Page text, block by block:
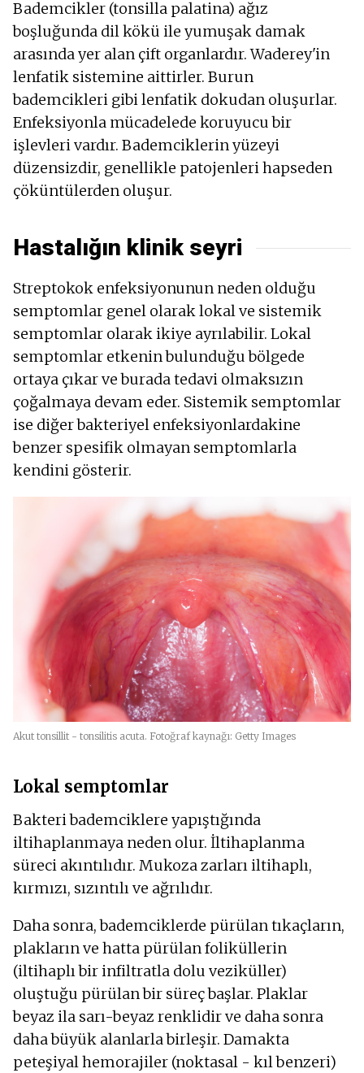
Bademcikler (tonsilla palatina) ağız
boşluğunda dil kökü ile yumuşak damak
arasında yer alan çift organlardır. Waderey'in
lenfatik sistemine aittirler. Burun
bademcikleri gibi lenfatik dokudan oluşurlar.
Enfeksiyonla mücadelede koruyucu bir
işlevleri vardır. Bademciklerin yüzeyi
düzensizdir, genellikle patojenleri hapseden
çöküntülerden oluşur.
Hastalığın klinik seyri
Streptokok enfeksiyonunun neden olduğu
semptomlar genel olarak lokal ve sistemik
semptomlar olarak ikiye ayrılabilir. Lokal
semptomlar etkenin bulunduğu bölgede
ortaya çıkar ve burada tedavi olmaksızın
çoğalmaya devam eder. Sistemik semptomlar
ise diğer bakteriyel enfeksiyonlardakine
benzer spesifik olmayan semptomlarla
kendini gösterir.
Akut tonsillit - tonsilitis acuta. Fotoğraf kaynağı: Getty Images
Lokal semptomlar
Bakteri bademciklere yapıştığında
iltihaplanmaya neden olur. İltihaplanma
süreci akıntılıdır. Mukoza zarları iltihaplı,
kırmızı, sızıntılı ve ağrılıdır.
Daha sonra, bademciklerde pürülan tıkaçların,
plakların ve hatta pürülan foliküllerin
(iltihaplı bir infiltratla dolu veziküller)
oluştuğu pürülan bir süreç başlar. Plaklar
beyaz ila sarı-beyaz renklidir ve daha sonra
daha büyük alanlarla birleşir. Damakta
peteşiyal hemorajiler (noktasal - kıl benzeri)